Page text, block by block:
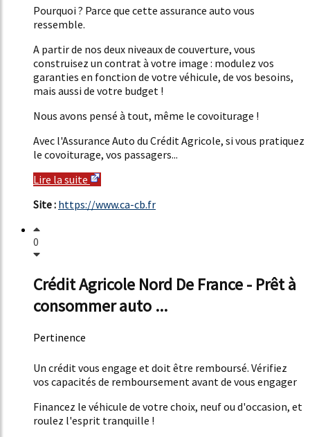
Pourquoi ? Parce que cette assurance auto vous
ressemble.
A partir de nos deux niveaux de couverture, vous
construisez un contrat à votre image : modulez vos
garanties en fonction de votre véhicule, de vos besoins,
mais aussi de votre budget !
Nous avons pensé à tout, même le covoiturage !
Avec l'Assurance Auto du Crédit Agricole, si vous pratiquez
le covoiturage, vos passagers...
Lire la suite
Site : https://www.ca-cb.fr
0
Crédit Agricole Nord De France - Prêt à
consommer auto ...
Pertinence
Un crédit vous engage et doit être remboursé. Vérifiez
vos capacités de remboursement avant de vous engager
Financez le véhicule de votre choix, neuf ou d'occasion, et
roulez l'esprit tranquille !